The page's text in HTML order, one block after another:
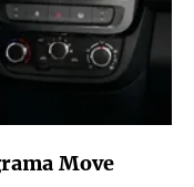
Move